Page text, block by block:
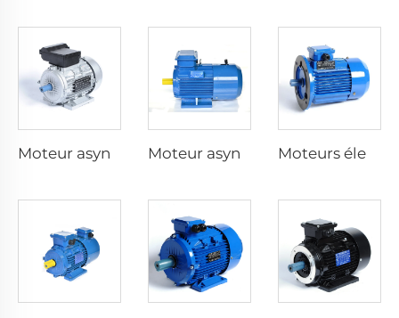
Moteurs électriques à vitesse variable